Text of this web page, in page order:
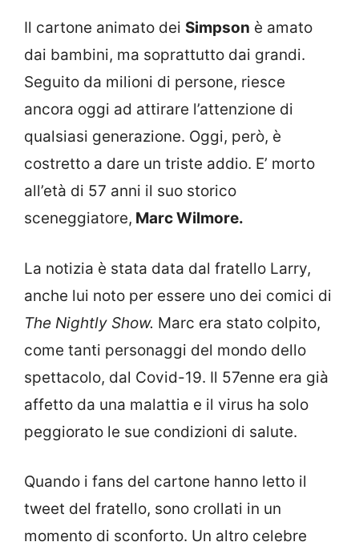
Il cartone animato dei Simpson è amato
dai bambini, ma soprattutto dai grandi.
Seguito da milioni di persone, riesce
ancora oggi ad attirare l’attenzione di
qualsiasi generazione. Oggi, però, è
costretto a dare un triste addio. E’ morto
all’età di 57 anni il suo storico
sceneggiatore, Marc Wilmore.
La notizia è stata data dal fratello Larry,
anche lui noto per essere uno dei comici di
The Nightly Show. Marc era stato colpito,
come tanti personaggi del mondo dello
spettacolo, dal Covid-19. Il 57enne era già
affetto da una malattia e il virus ha solo
peggiorato le sue condizioni di salute.
Quando i fans del cartone hanno letto il
tweet del fratello, sono crollati in un
momento di sconforto. Un altro celebre